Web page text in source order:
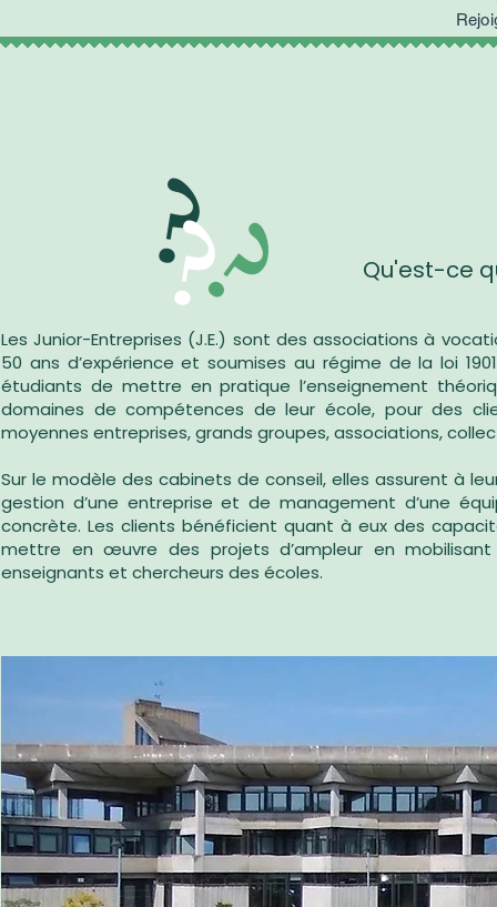
Qu'est-ce
Les Junior-Entreprises (J.E.) sont des associations à
50 ans d’expérience et soumises au régime de la loi
étudiants de mettre en pratique l’enseignement
domaines de compétences de leur école, pour des
moyennes entreprises, grands groupes, associations,
Sur le modèle des cabinets de conseil, elles assurent à
gestion d’une entreprise et de management d’une
concrète. Les clients bénéficient quant à eux des
mettre en œuvre des projets d’ampleur en
enseignants et chercheurs des écoles.
?
?
?